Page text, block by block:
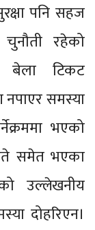
पनि सहज
रहेको
बेला टिकट
समस्या
भएको
समेत भएका
उल्लेखनीय
दोहरिएन।